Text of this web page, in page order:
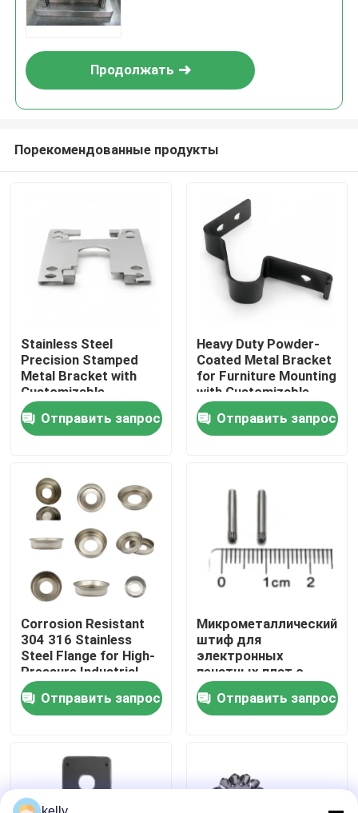
Дом
Продукты
VR - шоу
О нас
Путешествие фабрики
Проверка качества
Свяжитесь мы
Новости
Случаи
Продолжать
Порекомендованные продукты
Stainless Steel
Precision Stamped
Metal Bracket with
Customizable
Dimensions for
Hardware Connector
Отправить запрос
Heavy Duty Powder-
Coated Metal Bracket
for Furniture Mounting
with Customizable
Options
Отправить запрос
Corrosion Resistant
304 316 Stainless
Steel Flange for High-
Pressure Industrial
Pipeline Systems
Отправить запрос
Микрометаллический
штиф для
электронных
печатных плат с
высокой
проводимостью и
диаметром 0,2 мм в
Отправить запрос